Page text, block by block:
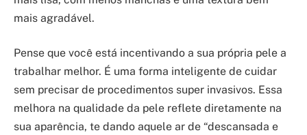
mais agradável.
Pense que você está incentivando a sua própria pele a
trabalhar melhor. É uma forma inteligente de cuidar
sem precisar de procedimentos super invasivos. Essa
melhora na qualidade da pele reflete diretamente na
sua aparência, te dando aquele ar de “descansada e